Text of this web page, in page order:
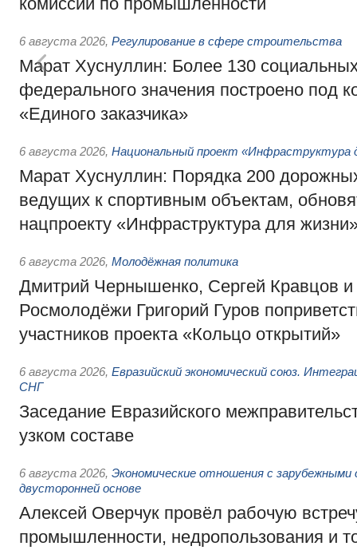
6 августа 2026, Регулирование в сфере строительства
Марат Хуснуллин: Более 130
федерального значения построено под
«Единого заказчика»
6 августа 2026, Национальный проект «Инфраструктура
Марат Хуснуллин: Порядка 200
ведущих к спортивным объектам,
нацпроекту «Инфраструктура для
6 августа 2026, Молодёжная политика
Дмитрий Чернышенко, Сергей Кравцов и
Росмолодёжи Григорий Гуров
участников проекта «Кольцо открытий»
6 августа 2026, Евразийский экономический союз.
СНГ
Заседание Евразийского
узком составе
6 августа 2026, Экономические отношения с
двусторонней основе
Алексей Оверчук провёл рабочую
промышленности, недропользования и